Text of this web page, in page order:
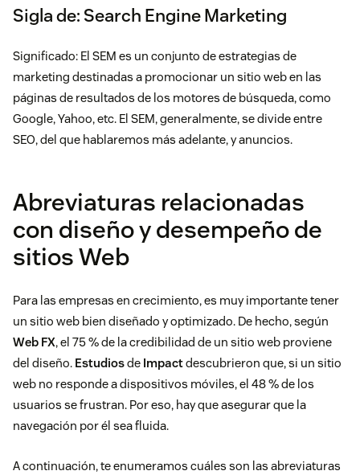
Sigla de: Search Engine Marketing
Significado: El SEM es un conjunto de estrategias de
marketing destinadas a promocionar un sitio web en las
páginas de resultados de los motores de búsqueda, como
Google, Yahoo, etc. El SEM, generalmente, se divide entre
SEO, del que hablaremos más adelante, y anuncios.
Abreviaturas relacionadas
con diseño y desempeño de
sitios Web
Para las empresas en crecimiento, es muy importante tener
un sitio web bien diseñado y optimizado. De hecho, según
Web FX, el 75 % de la credibilidad de un sitio web proviene
del diseño. Estudiosde Impactdescubrieron que, si un sitio
web no responde a dispositivos móviles, el 48 % de los
usuarios se frustran. Por eso, hay que asegurar que la
navegación por él sea fluida.
A continuación, te enumeramos cuáles son las abreviaturas